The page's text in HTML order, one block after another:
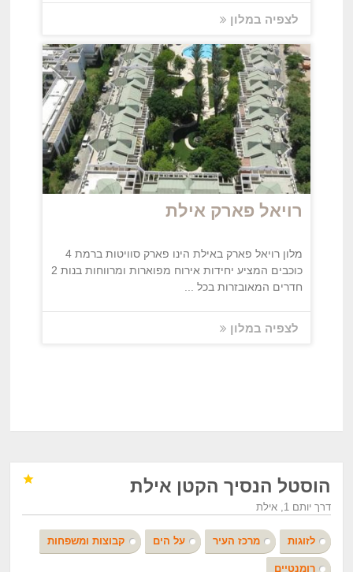
לצפיה במלון
רויאל פארק אילת
מלון רויאל פארק באילת הינו פארק סוויטות ברמת 4
כוכבים המציע יחידות אירוח מפוארות ומרווחות בנות 2
חדרים המאובזרות בכל ...
לצפיה במלון
הוסטל הנסיך הקטן אילת 
דרך יותם 1, אילת
לזוגות מרכז העיר על הים קבוצות ומשפחות
רומנטיים